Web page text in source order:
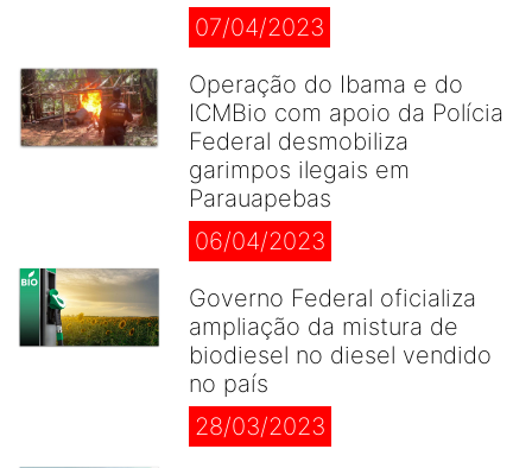
07/04/2023
Operação do Ibama e do
ICMBio com apoio da Polícia
Federal desmobiliza
garimpos ilegais em
Parauapebas
06/04/2023
Governo Federal oficializa
ampliação da mistura de
biodiesel no diesel vendido
no país
28/03/2023